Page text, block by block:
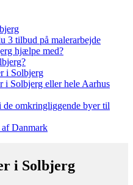
3 tilbud på malerarbejde
hjælpe med?
i Solbjerg
i Solbjerg eller hele Aarhus
de omkringliggende byer til
af Danmark
i Solbjerg